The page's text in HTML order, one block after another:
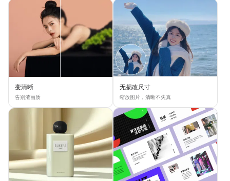
变清晰
告别渣画质
无损改尺寸
缩放图片，清晰不失真